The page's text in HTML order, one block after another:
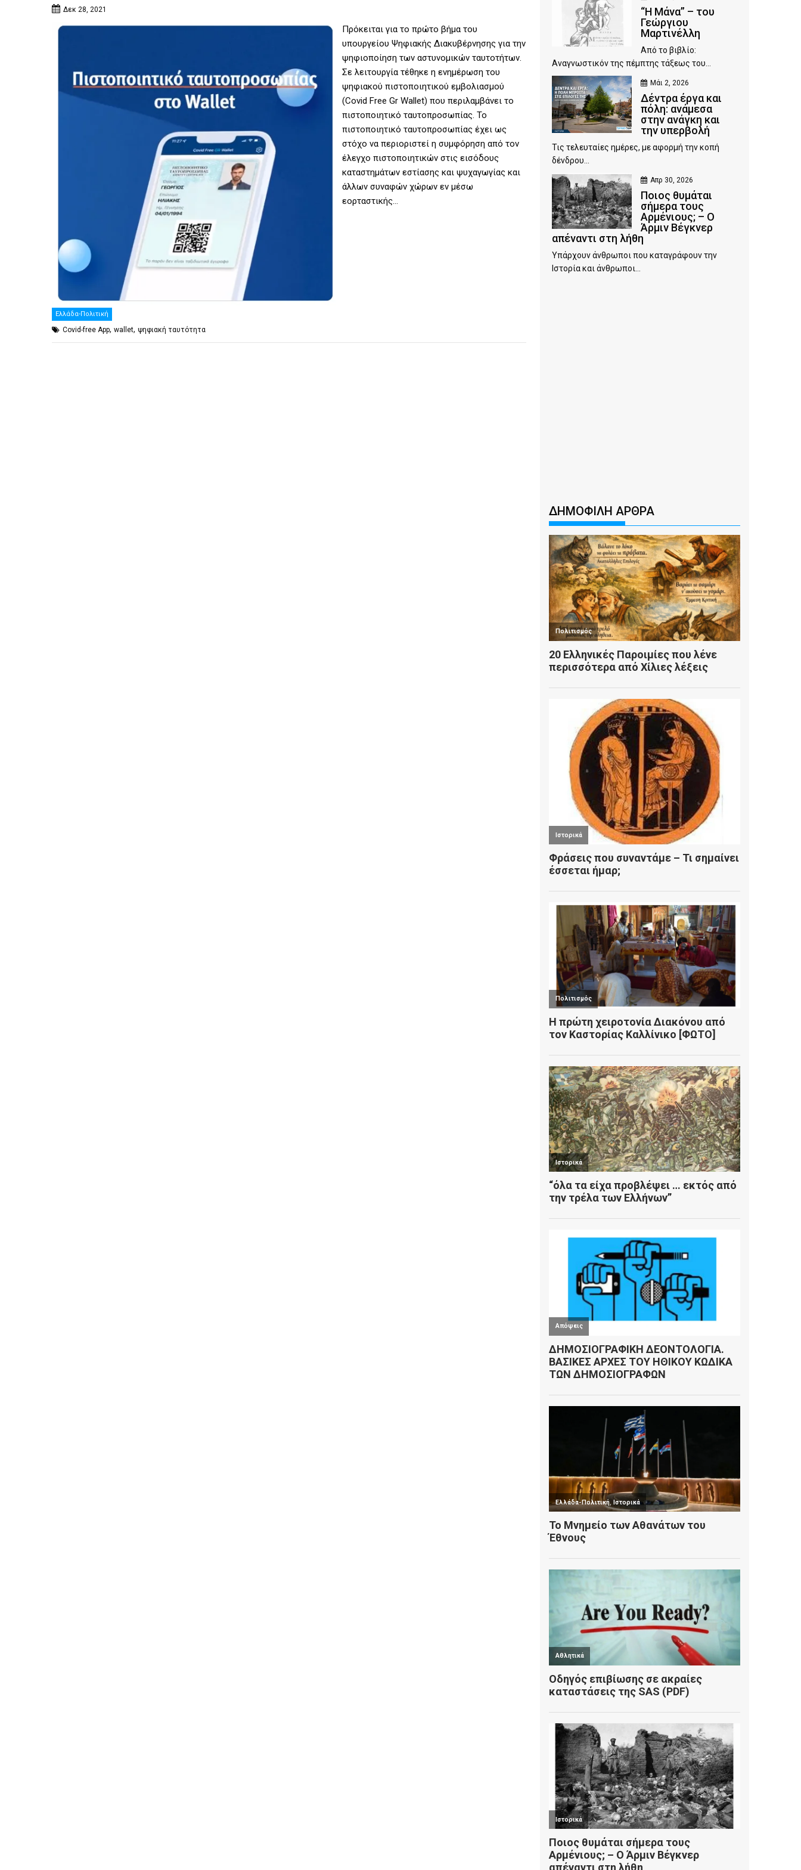
Δεκ 28, 2021
Πρόκειται για το πρώτο βήμα του
υπουργείου Ψηφιακής Διακυβέρνησης για την
ψηφιοποίηση των αστυνομικών ταυτοτήτων.
Σε λειτουργία τέθηκε η ενημέρωση του
ψηφιακού πιστοποιητικού εμβολιασμού
(Covid Free Gr Wallet) που περιλαμβάνει το
πιστοποιητικό ταυτοπροσωπίας. Το
πιστοποιητικό ταυτοπροσωπίας έχει ως
στόχο να περιοριστεί η συμφόρηση από τον
έλεγχο πιστοποιητικών στις εισόδους
καταστημάτων εστίασης και ψυχαγωγίας και
άλλων συναφών χώρων εν μέσω
εορταστικής…
Ελλάδα-Πολιτική
Covid-free App, wallet, ψηφιακή ταυτότητα
“Η Μάνα” – του
Γεώργιου
Μαρτινέλλη
Από το βιβλίο:
Αναγνωστικόν της πέμπτης τάξεως του...
Μάι 2, 2026
Δέντρα έργα και
πόλη: ανάμεσα
στην ανάγκη και
την υπερβολή
Τις τελευταίες ημέρες, με αφορμή την κοπή
δένδρου...
Απρ 30, 2026
Ποιος θυμάται
σήμερα τους
Αρμένιους; – Ο
Άρμιν Βέγκνερ
απέναντι στη λήθη
Υπάρχουν άνθρωποι που καταγράφουν την
Ιστορία και άνθρωποι...
ΔΗΜΟΦΙΛΗ ΑΡΘΡΑ